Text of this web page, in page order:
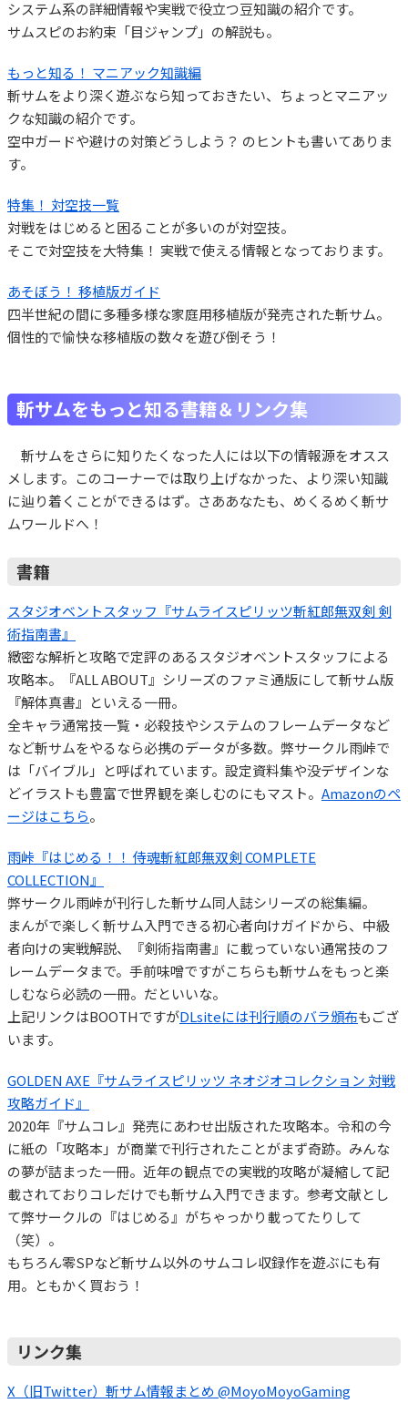
システム系の詳細情報や実戦で役立つ豆知識の紹介です。
サムスピのお約束「目ジャンプ」の解説も。
もっと知る！ マニアック知識編
斬サムをより深く遊ぶなら知っておきたい、ちょっとマニアッ
クな知識の紹介です。
空中ガードや避けの対策どうしよう？ のヒントも書いてありま
す。
特集！ 対空技一覧
対戦をはじめると困ることが多いのが対空技。
そこで対空技を大特集！ 実戦で使える情報となっております。
あそぼう！ 移植版ガイド
四半世紀の間に多種多様な家庭用移植版が発売された斬サム。
個性的で愉快な移植版の数々を遊び倒そう！
斬サムをもっと知る書籍＆リンク集
斬サムをさらに知りたくなった人には以下の情報源をオスス
メします。このコーナーでは取り上げなかった、より深い知識
に辿り着くことができるはず。さああなたも、めくるめく斬サ
ムワールドへ！
書籍
スタジオベントスタッフ『サムライスピリッツ斬紅郎無双剣 剣
術指南書』
緻密な解析と攻略で定評のあるスタジオベントスタッフによる
攻略本。『ALL ABOUT』シリーズのファミ通版にして斬サム版
『解体真書』といえる一冊。
全キャラ通常技一覧・必殺技やシステムのフレームデータなど
など斬サムをやるなら必携のデータが多数。弊サークル雨峠で
は「バイブル」と呼ばれています。設定資料集や没デザインな
どイラストも豊富で世界観を楽しむのにもマスト。 Amazonのペ
ージはこちら。
雨峠『はじめる！！ 侍魂斬紅郎無双剣 COMPLETE
COLLECTION』
弊サークル雨峠が刊行した斬サム同人誌シリーズの総集編。
まんがで楽しく斬サム入門できる初心者向けガイドから、中級
者向けの実戦解説、『剣術指南書』に載っていない通常技のフ
レームデータまで。手前味噌ですがこちらも斬サムをもっと楽
しむなら必読の一冊。だといいな。
上記リンクはBOOTHですがDLsiteには刊行順のバラ頒布もござ
います。
GOLDEN AXE『サムライスピリッツ ネオジオコレクション 対戦
攻略ガイド』
2020年『サムコレ』発売にあわせ出版された攻略本。令和の今
に紙の「攻略本」が商業で刊行されたことがまず奇跡。みんな
の夢が詰まった一冊。近年の観点での実戦的攻略が凝縮して記
載されておりコレだけでも斬サム入門できます。参考文献とし
て弊サークルの『はじめる』がちゃっかり載ってたりして
（笑）。
もちろん零SPなど斬サム以外のサムコレ収録作を遊ぶにも有
用。ともかく買おう！
リンク集
X（旧Twitter）斬サム情報まとめ @MoyoMoyoGaming